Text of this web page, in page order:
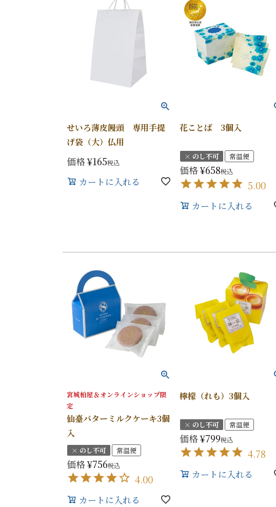
せいろ薄皮饅頭 専用手提
げ袋（大）仏用
価格¥165税込
カートに入れる
花ことば 3個入
× のし不可 常温便
価格¥658税込
5.00
カートに入れる
宮城柏屋＆オンラインショップ限
定
仙臺バターミルクケーキ3個
入
× のし不可 常温便
価格¥756税込
4.00
カートに入れる
檸檬（れも）3個入
× のし不可 常温便
価格¥799税込
4.78
カートに入れる